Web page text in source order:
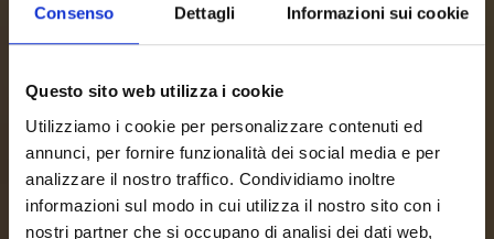
Consenso Dettagli Informazioni sui cookie
Questo sito web utilizza i cookie
Utilizziamo i cookie per personalizzare contenuti ed
annunci, per fornire funzionalità dei social media e per
analizzare il nostro traffico. Condividiamo inoltre
informazioni sul modo in cui utilizza il nostro sito con i
nostri partner che si occupano di analisi dei dati web,